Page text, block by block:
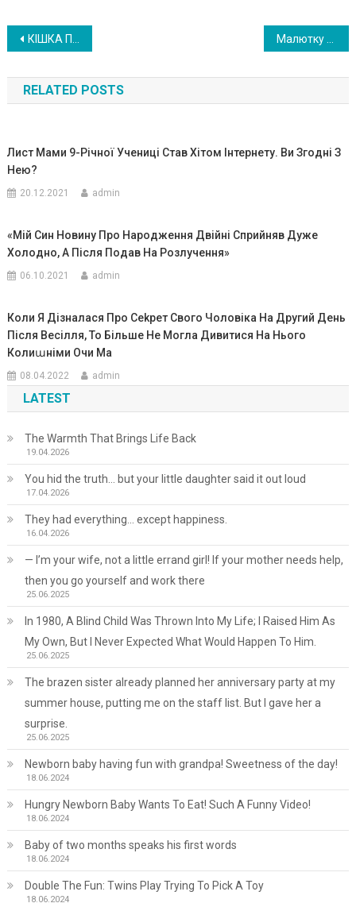
Навигация
по
записям
КІШКА ПОМІТИЛА ДИТИНУ, ВМИРАЮЧУ НА МОРОЗІ… ДАЛІ ВІБДУЛАСЬ МІСТИКА!
RELATED POSTS
Лист Мами 9-Річної Учениці Став Хітом Інтернету. Ви Згодні З
Нею?
20.12.2021 admin
«Мій Син Новину Про Народження Двійні Сприйняв Дуже
Холодно, А Після Подав На Розлучення»
06.10.2021 admin
Коли Я Дізналася Про Сеkрет Свого Чоловіка На Другий День
Після Весілля, То Більше Не Могла Дивитися На Нього
Колиաніми Очи Ма
08.04.2022 admin
LATEST
The Warmth That Brings Life Back
19.04.2026
You hid the truth… but your little daughter said it out loud
17.04.2026
They had everything… except happiness.
16.04.2026
— I’m your wife, not a little errand girl! If your mother needs help,
then you go yourself and work there
25.06.2025
In 1980, A Blind Child Was Thrown Into My Life; I Raised Him As
My Own, But I Never Expected What Would Happen To Him.
25.06.2025
The brazen sister already planned her anniversary party at my
summer house, putting me on the staff list. But I gave her a
surprise.
25.06.2025
Newborn baby having fun with grandpa! Sweetness of the day!
18.06.2024
Hungry Newborn Baby Wants To Eat! Such A Funny Video!
18.06.2024
Baby of two months speaks his first words
18.06.2024
Double The Fun: Twins Play Trying To Pick A Toy
18.06.2024